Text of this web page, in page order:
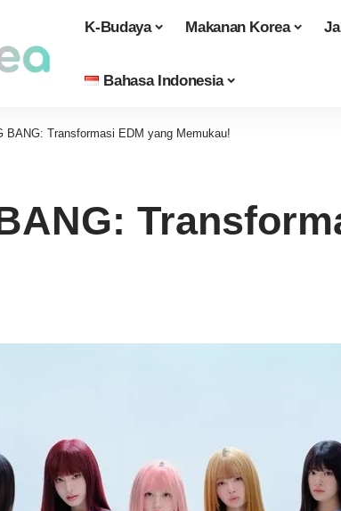
K-Budaya Makanan Korea
Bahasa Indonesia
BANG: Transformasi EDM yang Memukau!